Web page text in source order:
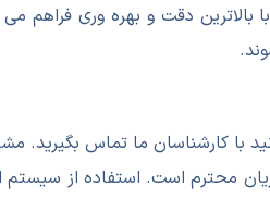
دقت و بهره وری فراهم
با کارشناسان ما تماس بگیرید.
محترم است. استفاده از سیستم